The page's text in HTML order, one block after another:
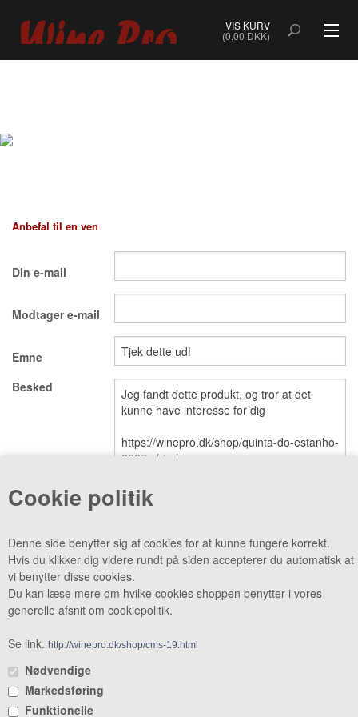
Cookie politik
Denne side benytter sig af cookies for at kunne fungere korrekt.
Hvis du klikker dig videre rundt på siden accepterer du automatisk at
vi benytter disse cookies.
Du kan læse mere om hvilke cookies shoppen benytter i vores
generelle afsnit om cookiepolitik.
Se link. http://winepro.dk/shop/cms-19.html
Nødvendige
Markedsføring
Funktionelle
VIS KURV
(0,00 DKK)
DESSERTVIN & PORTVIN
NATURVIN & ORANGEVIN
ØKOLOGISK VIN
VINE MED AWARDS
NYHEDSBREV SMAGEBAR
TILBUD KONTAKT
Anbefal til en ven
Din e-mail
Modtager e-mail
Emne
Besked
CVR: 38969188 •Lager & smagebar: Danstrupvej 27 F 3480
+45 80 20 20 25•mail@winepro.dk
Åbningstider: Kontor & varelevering 8 - 16 • Smagebaren 14 - 16